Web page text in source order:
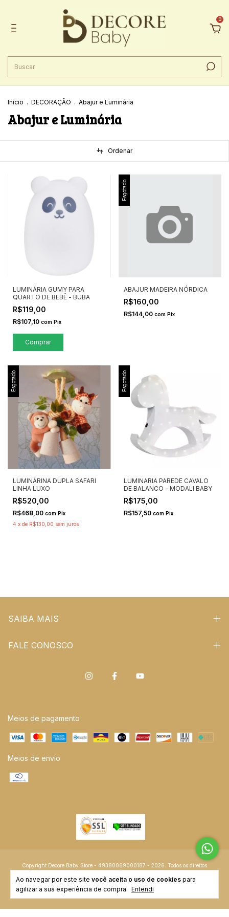
0
Ao navegar por este site você aceita o uso de cookies para
agilizar a sua experiência de compra. Entendi
Início . DECORAÇÃO . Abajur e Luminária
Abajur e Luminária
Ordenar
LUMINÁRIA GUMY PARA
QUARTO DE BEBÊ - BUBA
R$119,00
R$107,10 com Pix
Esgotado
ABAJUR MADEIRA NÓRDICA
R$160,00
R$144,00 com Pix
Esgotado
LUMINÁRINA DUPLA SAFARI
LINHA LUXO
R$520,00
R$468,00 com Pix
4 x de R$130,00 sem juros
Esgotado
LUMINARIA PAREDE CAVALO
DE BALANCO - MODALI BABY
R$175,00
R$157,50 com Pix
SAIBA MAIS
FALE CONOSCO
Meios de pagamento
Meios de envio
Copyright Decore Baby Store - 49380069000187 - 2026. Todos os direitos
reservados.